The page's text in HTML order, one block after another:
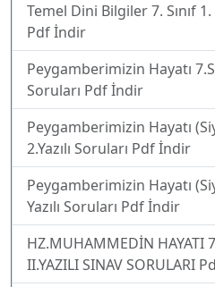
Temel Dini Bilgiler 7. Sınıf
Pdf İndir
Peygamberimizin Hayatı
Soruları Pdf İndir
Peygamberimizin Hayatı
2.Yazılı Soruları Pdf İndir
Peygamberimizin Hayatı
Yazılı Soruları Pdf İndir
HZ.MUHAMMEDİN HAYATI
II.YAZILI SINAV SORULARI